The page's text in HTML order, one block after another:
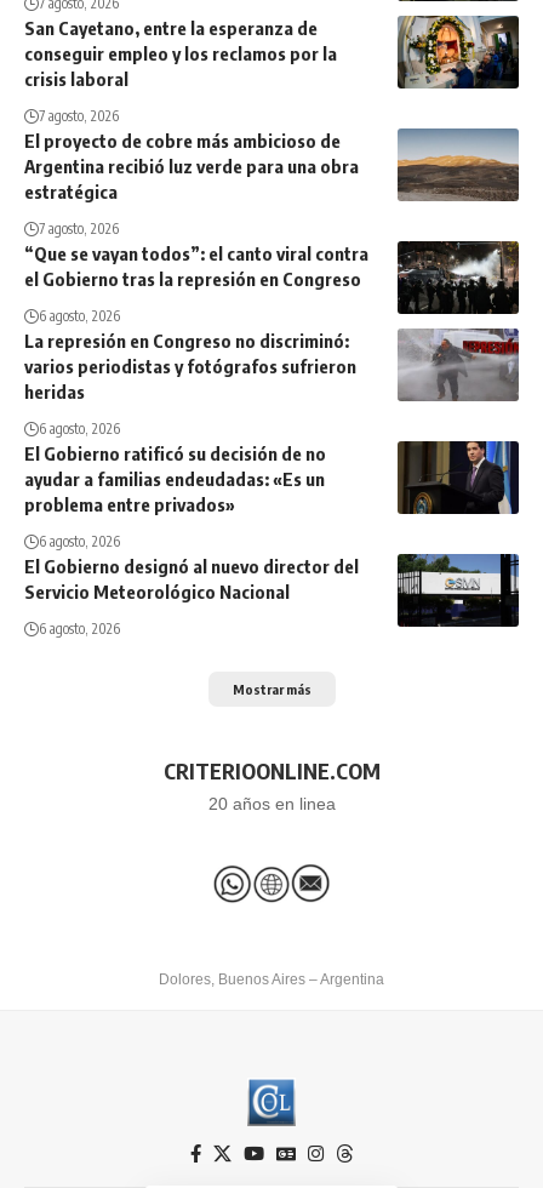
San Cayetano, entre la esperanza de
conseguir empleo y los reclamos por la
crisis laboral
7 agosto, 2026
El proyecto de cobre más ambicioso de
Argentina recibió luz verde para una obra
estratégica
7 agosto, 2026
“Que se vayan todos”: el canto viral contra
el Gobierno tras la represión en Congreso
6 agosto, 2026
La represión en Congreso no discriminó:
varios periodistas y fotógrafos sufrieron
heridas
6 agosto, 2026
El Gobierno ratificó su decisión de no
ayudar a familias endeudadas: «Es un
problema entre privados»
6 agosto, 2026
El Gobierno designó al nuevo director del
Servicio Meteorológico Nacional
6 agosto, 2026
Mostrar más
CRITERIOONLINE.COM
20 años en linea
Dolores, Buenos Aires – Argentina